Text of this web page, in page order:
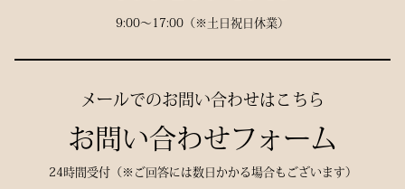
生地には、埼玉・武州の老
深みある色合いと、驚くほ
どの軽やかさを兼ね備え、
手にした瞬間、ふわりと温
もりを感じる風格ある仕上
「何だ、あれは？」と視線
感を放つ――それがベルベ
ットの力です。
派手ではない。だが、圧倒
的にかっこいい。
9:00〜17:00（※土日祝日休業）
メールでのお問い合わせはこちら
お問い合わせフォーム
24時間受付（※ご回答には数日かかる場合もございます）